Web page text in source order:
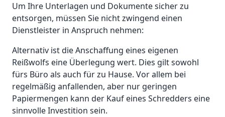
Um Ihre Unterlagen und Dokumente sicher zu
entsorgen, müssen Sie nicht zwingend einen
Dienstleister in Anspruch nehmen:
Alternativ ist die Anschaffung eines eigenen
Reißwolfs eine Überlegung wert. Dies gilt sowohl
fürs Büro als auch für zu Hause. Vor allem bei
regelmäßig anfallenden, aber nur geringen
Papiermengen kann der Kauf eines Schredders eine
sinnvolle Investition sein.